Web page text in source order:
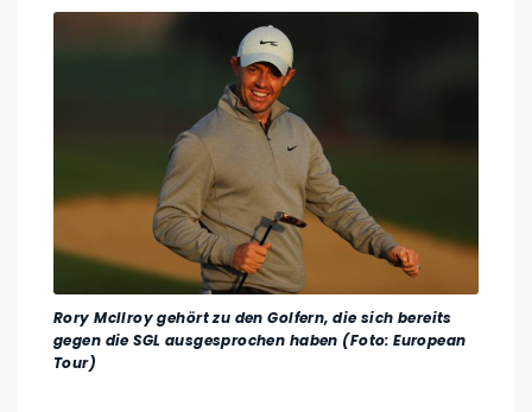
Rory McIlroy gehört zu den Golfern, die sich bereits
gegen die SGL ausgesprochen haben (Foto: European
Tour)